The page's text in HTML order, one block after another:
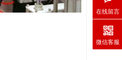
在线留言
微信客服